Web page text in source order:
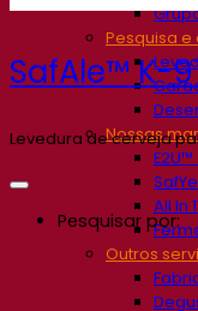
Pesquisa
Nossas
E2U™
All In
Outros
SafAle™ K-
Levedura de cerveja
Pesquisar por: